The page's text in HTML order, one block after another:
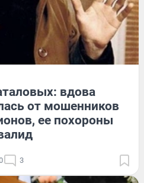
вдова
от мошенников
ее похороны
3